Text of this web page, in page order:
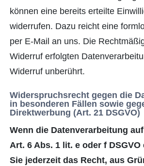
können eine bereits erteilte
widerrufen. Dazu reicht eine
per E-Mail an uns. Die
Widerruf erfolgten
Widerruf unberührt.
Widerspruchsrecht gegen die
in besonderen Fällen sowie
Direktwerbung (Art. 21 DSGVO)
Wenn die Datenverarbeitung
Art. 6 Abs. 1 lit. e oder f
Sie jederzeit das Recht, aus